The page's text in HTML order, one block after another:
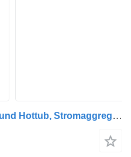
Mobile Wellness mit Sauna und Hottub, Stromaggregat, Holz-/Strom